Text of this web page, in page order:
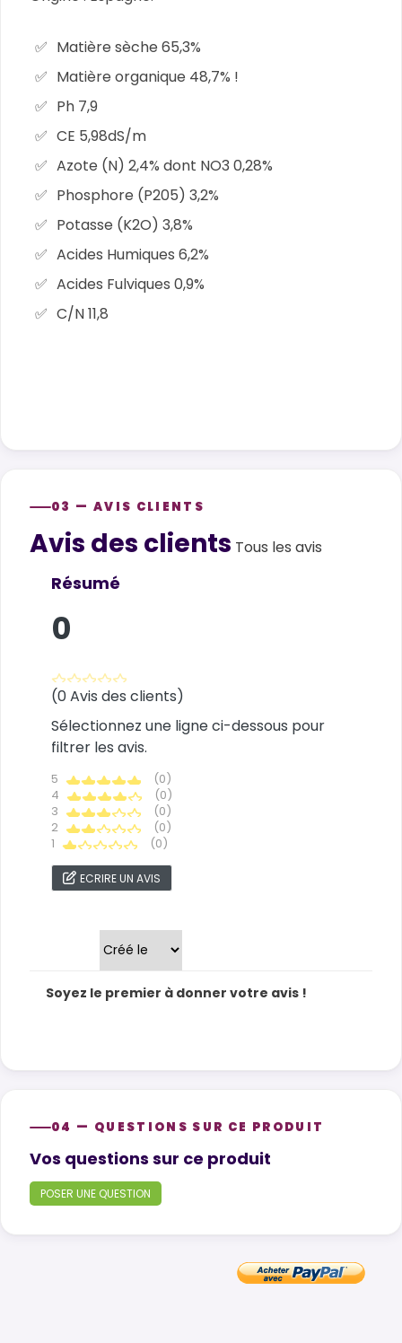
Matière sèche 65,3%
Matière organique 48,7% !
Ph 7,9
CE 5,98dS/m
Azote (N) 2,4% dont NO3 0,28%
Phosphore (P205) 3,2%
Potasse (K2O) 3,8%
Acides Humiques 6,2%
Acides Fulviques 0,9%
C/N 11,8
03 — AVIS CLIENTS
Customer reviews
Avis des clients Tous les avis
Résumé
0
(0 Avis des clients)
Sélectionnez une ligne ci-dessous pour
filtrer les avis.
5
(0)
4
(0)
3
(0)
2
(0)
1
(0)
ECRIRE UN AVIS
Soyez le premier à donner votre avis !
04 — QUESTIONS SUR CE PRODUIT
Product questions
Vos questions sur ce produit
POSER UNE QUESTION